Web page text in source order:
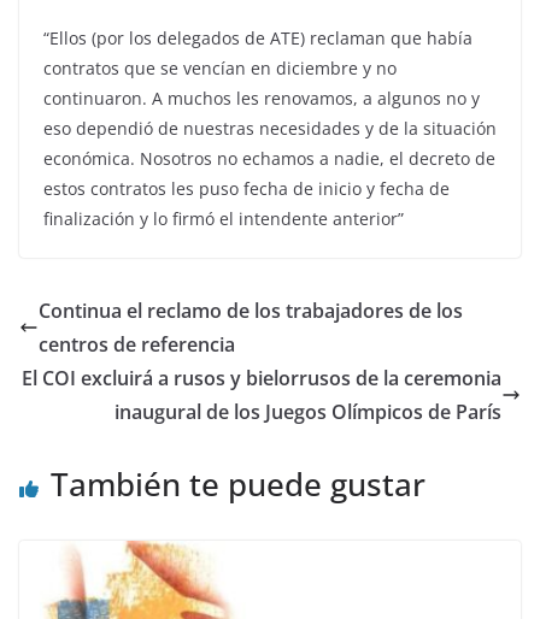
“Ellos (por los delegados de ATE) reclaman que había
contratos que se vencían en diciembre y no
continuaron. A muchos les renovamos, a algunos no y
eso dependió de nuestras necesidades y de la situación
económica. Nosotros no echamos a nadie, el decreto de
estos contratos les puso fecha de inicio y fecha de
finalización y lo firmó el intendente anterior”
Continua el reclamo de los trabajadores de los
centros de referencia
El COI excluirá a rusos y bielorrusos de la ceremonia
inaugural de los Juegos Olímpicos de París
También te puede gustar